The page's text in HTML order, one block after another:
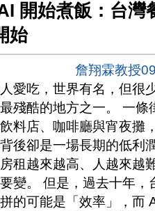
開始煮飯：台灣
始
詹翔霖教授
愛吃，世界有名，但很
殘酷的地方之一。 一
料店、咖啡廳與宵夜攤
後卻是一場長期的低利
租越來越高、人越來越
變。 但是，過去十年
的可能是「效率」，而